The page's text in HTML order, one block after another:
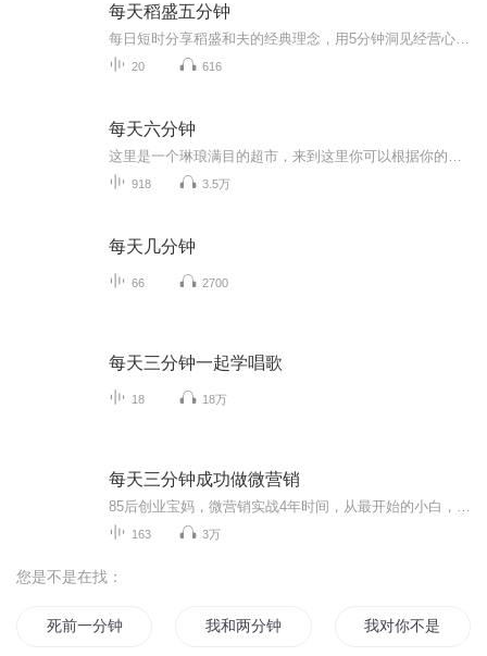
每天稻盛五分钟
20 616
每天六分钟
918 3.5万
每天几分钟
66 2700
每天三分钟一起学唱歌
18 18万
每天三分钟成功做微营销
163 3万
您是不是在找：
死前一分钟 我和两分钟后的我 我对你不是三分